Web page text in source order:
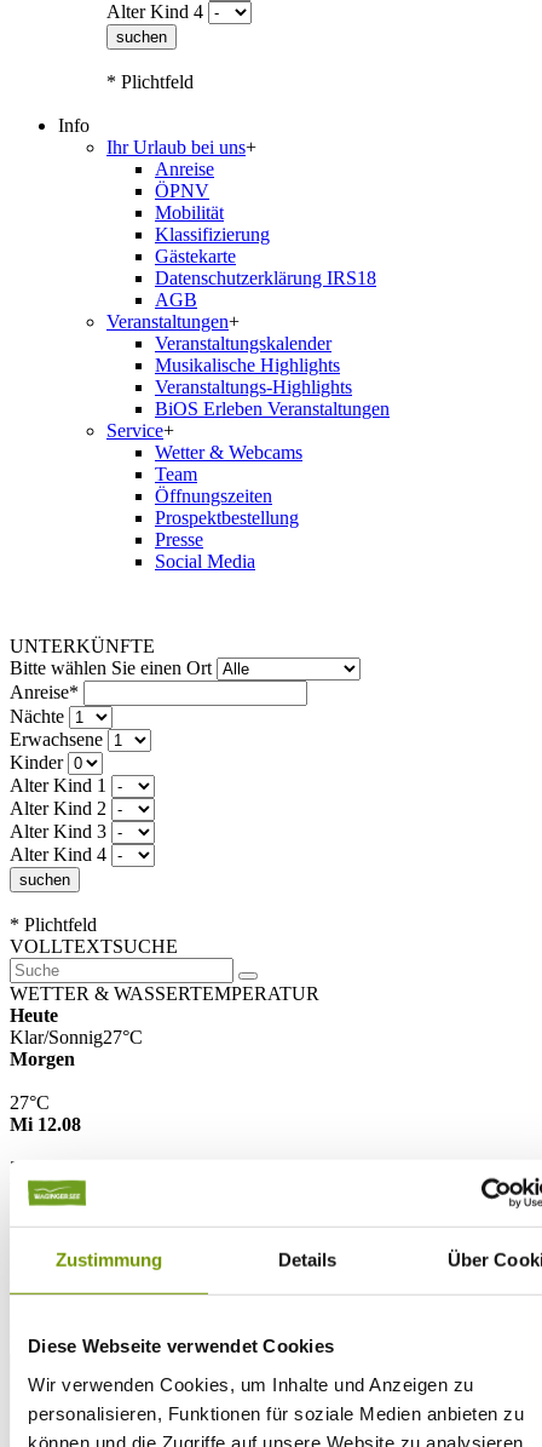
Zustimmung Details Über
Diese Webseite verwendet Cookies
Wir verwenden Cookies, um Inhalte und Anzeigen zu
personalisieren, Funktionen für soziale Medien anbieten zu
können und die Zugriffe auf unsere Website zu analysieren.
Alter Kind 4
suchen
* Plichtfeld
Info
Ihr Urlaub bei uns+
Anreise
ÖPNV
Mobilität
Klassifizierung
Gästekarte
Datenschutzerklärung IRS18
AGB
Veranstaltungen+
Veranstaltungskalender
Musikalische Highlights
Veranstaltungs-Highlights
BiOS Erleben Veranstaltungen
Service+
Wetter & Webcams
Team
Öffnungszeiten
Prospektbestellung
Presse
Social Media
UNTERKÜNFTE
Bitte wählen Sie einen Ort
Anreise*
Nächte
Erwachsene
Kinder
Alter Kind 1
Alter Kind 2
Alter Kind 3
Alter Kind 4
suchen
* Plichtfeld
VOLLTEXTSUCHE
WETTER & WASSERTEMPERATUR
Heute
Klar/Sonnig27°C
Morgen
27°C
Mi 12.08
25°C
Wassertemperatur
26°CWaginger Segelclub
Campingplatz Gut Horn
WEBCAM